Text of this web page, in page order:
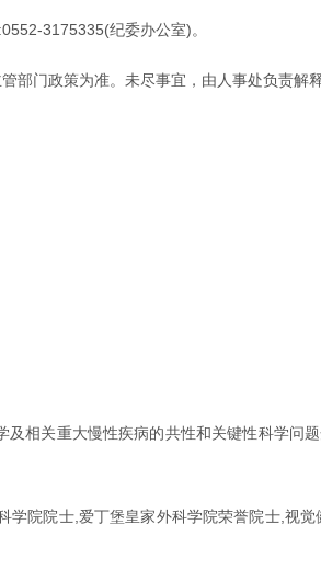
3175335(纪委办公室)。
部门政策为准。未尽事宜，由人事处负责解释
相关重大慢性疾病的共性和关键性科学问
院院士,爱丁堡皇家外科学院荣誉院士,视